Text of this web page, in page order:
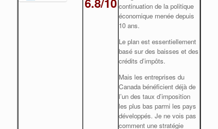
continuation de la politique
économique menée depuis
10 ans.
Le plan est essentiellement
basé sur des baisses et des
crédits d’impôts.
Mais les entreprises du
Canada bénéficient déjà de
l’un des taux d’imposition
les plus bas parmi les pays
développés. Je ne vois pas
comment une stratégie